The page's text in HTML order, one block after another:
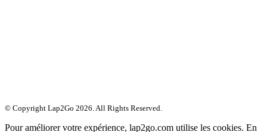
© Copyright Lap2Go 2026. All Rights Reserved.
Pour améliorer votre expérience, lap2go.com utilise les cookies. En